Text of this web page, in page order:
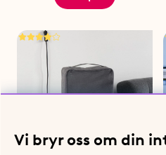
Vi bryr oss om din